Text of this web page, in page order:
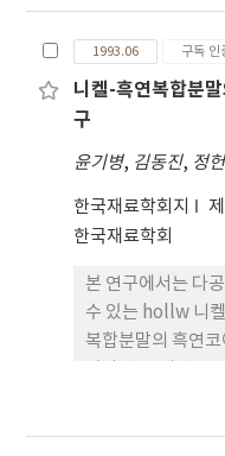
찰재로 AISI 304
0.6MPa(61
미끄러짐 속도하
길이의 영향은 크
섬유의 길이가 증
났다. 본 실헙 결과
에 따라 탄소/탄소
경향은 생성된느
나타난 현상으로
1993.06 구독 인
니켈-흑연복합분
구
윤기병, 김동진, 정
한국재료학회지
한국재료학회
본 연구에서는 다
수 있는 hollw 니
복합분말의 흑연코
코어의 기화온도